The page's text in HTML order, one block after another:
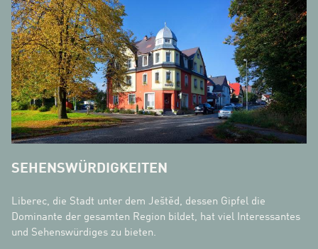
SEHENSWÜRDIGKEITEN
Liberec, die Stadt unter dem Ještěd, dessen Gipfel die
Dominante der gesamten Region bildet, hat viel Interessantes
und Sehenswürdiges zu bieten.